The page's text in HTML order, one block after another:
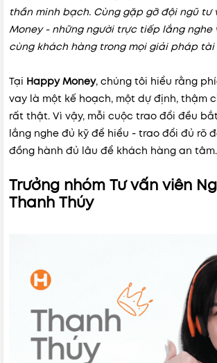
thần minh bạch. Cùng gặp gỡ đội ngũ tư
Money - những người trực tiếp lắng nghe
cùng khách hàng trong mọi giải pháp tài
Tại Happy Money, chúng tôi hiểu rằng
vay là một kế hoạch, một dự định, thậm
rất thật. Vì vậy, mỗi cuộc trao đổi đều
lắng nghe đủ kỹ để hiểu - trao đổi đủ rõ
đồng hành đủ lâu để khách hàng an tâm.
Trưởng nhóm Tư vấn viên
Thanh Thúy